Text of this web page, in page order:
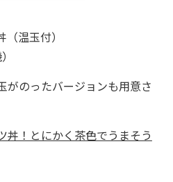
温玉付）
のったバージョンも用意さ
丼！とにかく茶色でうまそう